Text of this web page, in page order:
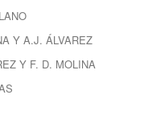
Y A.J. ÁLVAREZ
Y F. D. MOLINA